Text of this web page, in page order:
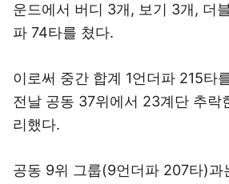
운드에서 버디 3개, 보기 3개, 더
파 74타를 쳤다.
이로써 중간 합계 1언더파 215타
전날 공동 37위에서 23계단 추락
리했다.
공동 9위 그룹(9언더파 207타)과